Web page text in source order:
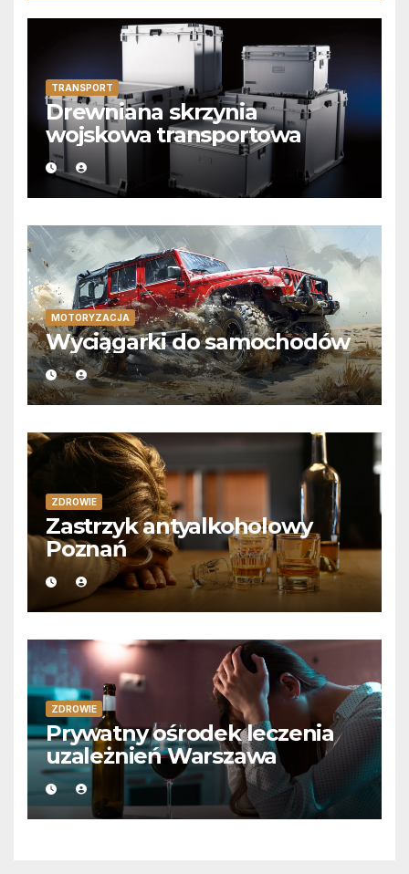
TRANSPORT
Drewniana skrzynia
wojskowa transportowa
MOTORYZACJA
Wyciągarki do samochodów
ZDROWIE
Zastrzyk antyalkoholowy
Poznań
ZDROWIE
Prywatny ośrodek leczenia
uzależnień Warszawa